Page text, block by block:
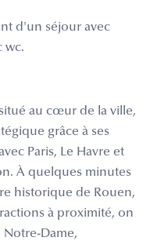
d'un séjour avec
wc.
au cœur de la ville,
grâce à ses
Paris, Le Havre et
À quelques minutes
historique de Rouen,
à proximité, on
Notre-Dame,